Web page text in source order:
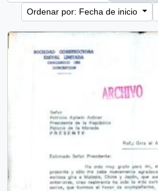
Ordenar por: Fecha de inicio